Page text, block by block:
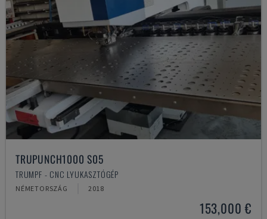
TRUPUNCH1000 S05
TRUMPF - CNC LYUKASZTÓGÉP
NÉMETORSZÁG 2018
153,000 €